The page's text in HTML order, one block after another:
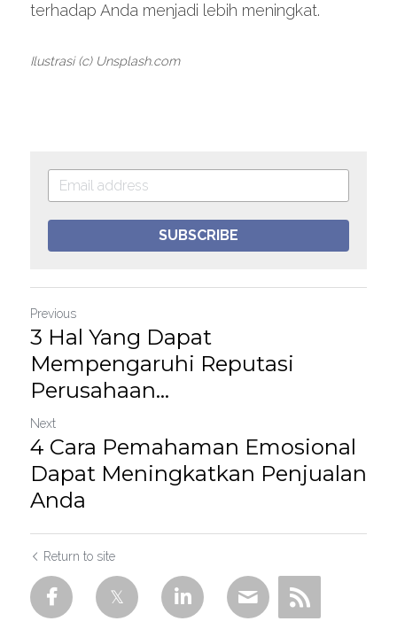
terhadap Anda menjadi lebih meningkat.
Ilustrasi (c) Unsplash.com
SUBSCRIBE
Previous
3 Hal Yang Dapat
Mempengaruhi Reputasi
Perusahaan...
Next
4 Cara Pemahaman Emosional
Dapat Meningkatkan Penjualan
Anda
Return to site